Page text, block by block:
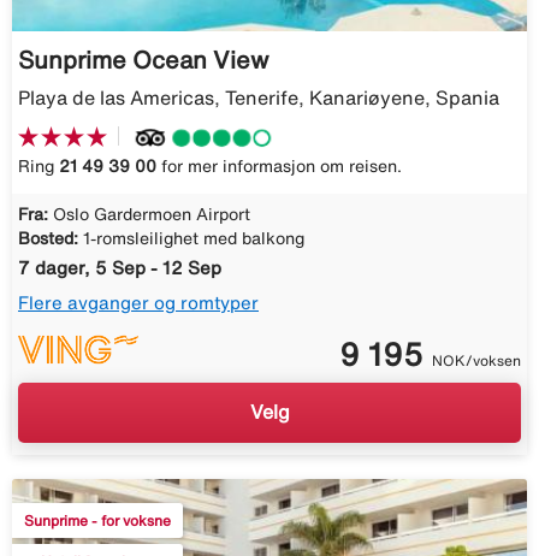
Sunprime Ocean View
Playa de las Americas, Tenerife, Kanariøyene, Spania
Ring 21 49 39 00 for mer informasjon om reisen.
Fra: Oslo Gardermoen Airport
Bosted: 1-romsleilighet med balkong
7 dager, 5 Sep - 12 Sep
Flere avganger og romtyper
9 195 NOK/voksen
Velg
Sunprime - for voksne